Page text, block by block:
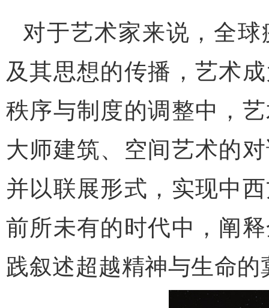
对于艺术家来说，全
及其思想的传播，艺术
秩序与制度的调整中，
大师建筑、空间艺术的
并以联展形式，实现中
前所未有的时代中，阐
践叙述超越精神与生命的